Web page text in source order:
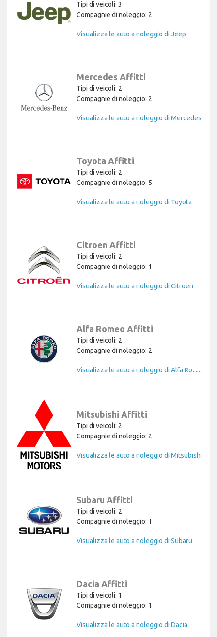
Tipi di veicoli: 3
Compagnie di noleggio: 2
Visualizza le auto a noleggio di Jeep
Mercedes Affitti
Tipi di veicoli: 2
Compagnie di noleggio: 2
Visualizza le auto a noleggio di Mercedes
Toyota Affitti
Tipi di veicoli: 2
Compagnie di noleggio: 5
Visualizza le auto a noleggio di Toyota
Citroen Affitti
Tipi di veicoli: 2
Compagnie di noleggio: 1
Visualizza le auto a noleggio di Citroen
Alfa Romeo Affitti
Tipi di veicoli: 2
Compagnie di noleggio: 2
V
isualizza le auto a noleggio di Alfa Romeo
Mitsubishi Affitti
Tipi di veicoli: 2
Compagnie di noleggio: 2
Visualizza le auto a noleggio di Mitsubishi
Subaru Affitti
Tipi di veicoli: 2
Compagnie di noleggio: 1
Visualizza le auto a noleggio di Subaru
Dacia Affitti
Tipi di veicoli: 1
Compagnie di noleggio: 1
Visualizza le auto a noleggio di Dacia